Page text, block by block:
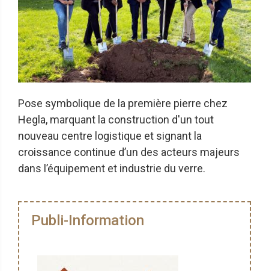
Pose symbolique de la première pierre chez
Hegla, marquant la construction d'un tout
nouveau centre logistique et signant la
croissance continue d’un des acteurs majeurs
dans l’équipement et industrie du verre.
Publi-Information